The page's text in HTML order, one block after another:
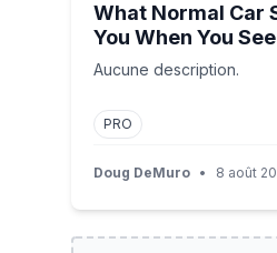
What Normal Car
You When You
Aucune description.
PRO
Doug DeMuro • 8 août